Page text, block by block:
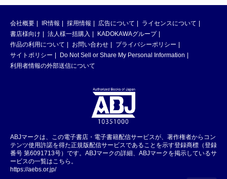
会社概要 IR情報 採用情報 広告について
ライセンスについて
書店様向け
法人様一括購入
KADOKAWAグループ
作品の利用について
お問い合わせ
プライバシーポリシー
サイトポリシー
Do Not Sell or Share My Personal Information
利用者情報の外部送信について
ABJマークは、この電子書店・電子書籍配信サービスが、著作権者からコン
テンツ使用許諾を得た正規版配信サービスであることを示す登録商標（登録
番号 第6091713号）です。ABJマークの詳細、ABJマークを掲示しているサ
ービスの一覧はこちら。
https://aebs.or.jp/